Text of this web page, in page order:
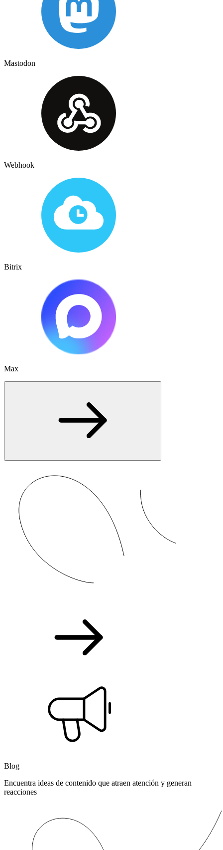
Mastodon
Webhook
Bitrix
Max
Blog
Encuentra ideas de contenido que atraen atención y generan
reacciones